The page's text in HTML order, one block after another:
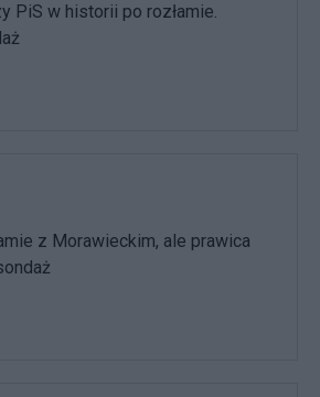
PiS w historii po rozłamie.
z Morawieckim, ale prawica